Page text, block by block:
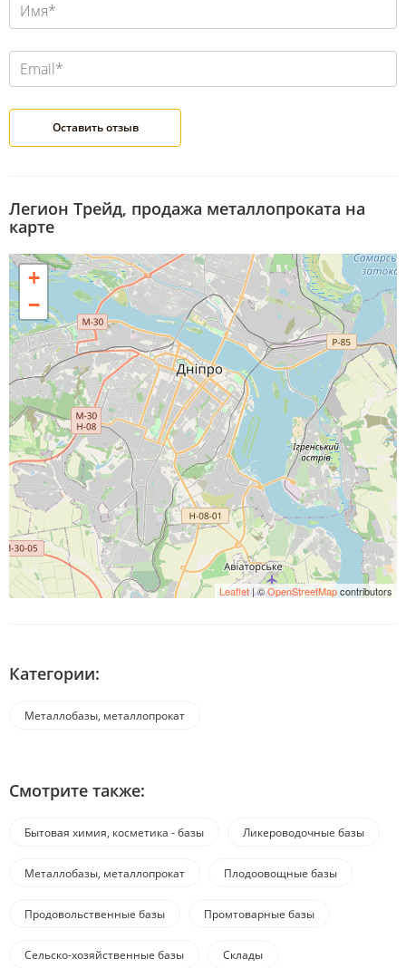
Легион Трейд, продажа металлопроката на
карте
+
−
Leaflet| ©OpenStreetMapcontributors
Категории:
Металлобазы, металлопрокат
Смотрите также:
Бытовая химия, косметика - базы Ликероводочные базы
Металлобазы, металлопрокат Плодоовощные базы
Продовольственные базы Промтоварные базы
Сельско-хозяйственные базы Склады